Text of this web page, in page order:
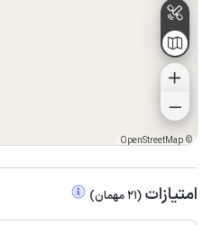
©
OpenStreetMap
امتیازات (
21مهمان)